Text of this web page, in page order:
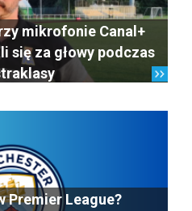
mikrofonie Canal+
się za głowy podczas
Premier League?